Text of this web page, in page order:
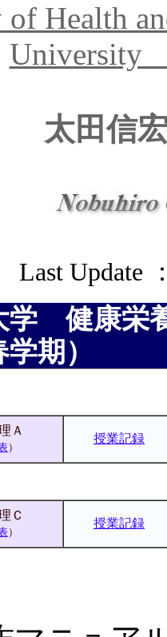
of Health
University
太田信
Last Update
学 健康栄
期）
Ａ
）
授業記録
Ｃ
）
授業記録